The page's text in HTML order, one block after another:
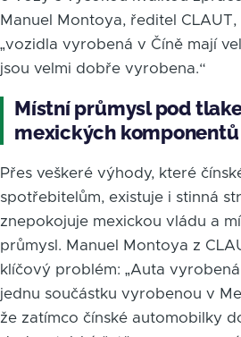
Manuel Montoya, ředitel
„vozidla vyrobená v Číně mají
jsou velmi dobře vyrobena.“
Místní průmysl pod
mexických komponentů
Přes veškeré výhody, které
spotřebitelům, existuje i stinná
znepokojuje mexickou vládu a
průmysl. Manuel Montoya z
klíčový problém: „Auta
jednu součástku vyrobenou v
že zatímco čínské automobilky